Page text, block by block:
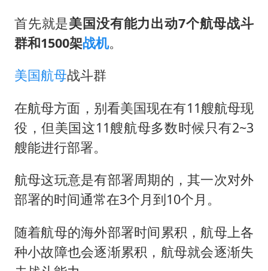
首先就是美国没有能力出动7个航母战斗
群和1500架战机。
美国航母战斗群
在航母方面，别看美国现在有11艘航母现
役，但美国这11艘航母多数时候只有2~3
艘能进行部署。
航母这玩意是有部署周期的，其一次对外
部署的时间通常在3个月到10个月。
随着航母的海外部署时间累积，航母上各
种小故障也会逐渐累积，航母就会逐渐失